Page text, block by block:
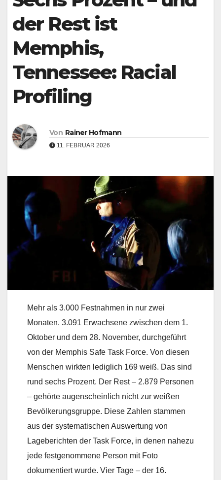
der Rest ist
Memphis,
Tennessee: Racial
Profiling
Von Rainer Hofmann
11. FEBRUAR 2026
Mehr als 3.000 Festnahmen in nur zwei
Monaten. 3.091 Erwachsene zwischen dem 1.
Oktober und dem 28. November, durchgeführt
von der Memphis Safe Task Force. Von diesen
Menschen wirkten lediglich 169 weiß. Das sind
rund sechs Prozent. Der Rest – 2.879 Personen
– gehörte augenscheinlich nicht zur weißen
Bevölkerungsgruppe. Diese Zahlen stammen
aus der systematischen Auswertung von
Lageberichten der Task Force, in denen nahezu
jede festgenommene Person mit Foto
dokumentiert wurde. Vier Tage – der 16.